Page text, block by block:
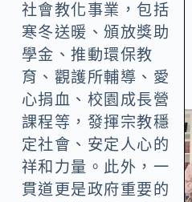
社會教化事業，包括
寒冬送暖、頒放獎助
學金、推動環保教
育、觀護所輔導、愛
心捐血、校園成長營
課程等，發揮宗教穩
定社會、安定人心的
祥和力量。此外，一
貫道更是政府重要的